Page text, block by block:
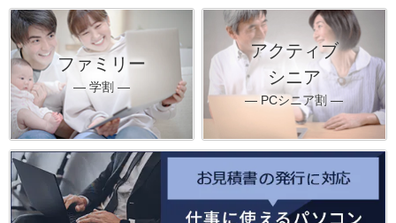
ファミリー
― 学割 ―
アクティブ
シニア
― PCシニア割 ―